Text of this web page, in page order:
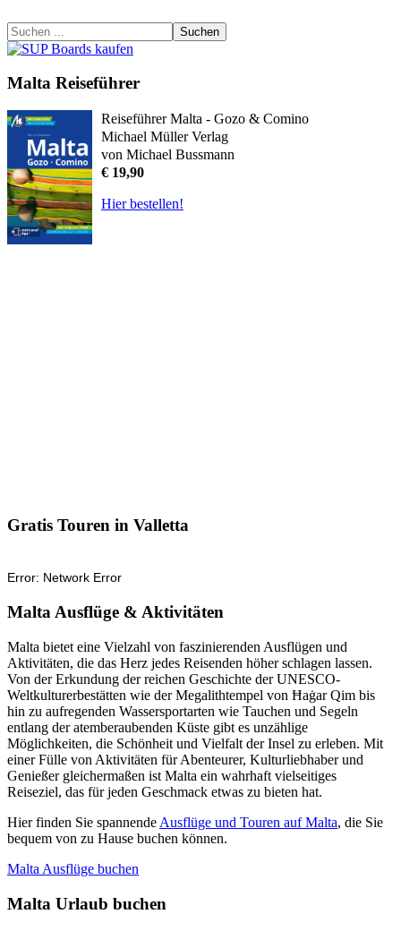
Suchen
Malta Reiseführer
Reiseführer Malta - Gozo & Comino
Michael Müller Verlag
von Michael Bussmann
€ 19,90
Hier bestellen!
Gratis Touren in Valletta
Malta Ausflüge & Aktivitäten
Malta bietet eine Vielzahl von faszinierenden Ausflügen und
Aktivitäten, die das Herz jedes Reisenden höher schlagen lassen.
Von der Erkundung der reichen Geschichte der UNESCO-
Weltkulturerbestätten wie der Megalithtempel von Ħaġar Qim bis
hin zu aufregenden Wassersportarten wie Tauchen und Segeln
entlang der atemberaubenden Küste gibt es unzählige
Möglichkeiten, die Schönheit und Vielfalt der Insel zu erleben. Mit
einer Fülle von Aktivitäten für Abenteurer, Kulturliebhaber und
Genießer gleichermaßen ist Malta ein wahrhaft vielseitiges
Reiseziel, das für jeden Geschmack etwas zu bieten hat.
Hier finden Sie spannende Ausflüge und Touren auf Malta, die Sie
bequem von zu Hause buchen können.
Malta Ausflüge buchen
Malta Urlaub buchen